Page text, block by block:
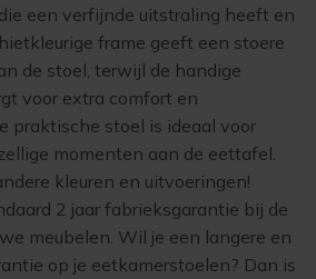
een verfijnde uitstraling heeft en
frame geeft een stoere
de stoel, terwijl de handige
voor extra comfort en
praktische stoel is ideaal voor
momenten aan de eettafel.
kleuren en uitvoeringen!
2 jaar fabrieksgarantie bij de
meubelen. Wil je een langere en
op je eetkamerstoelen? Dan is